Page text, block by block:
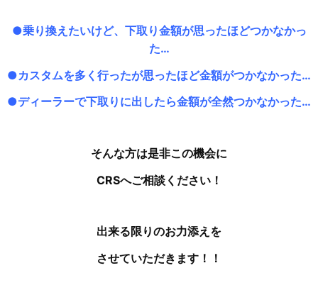
●乗り換えたいけど、下取り金額が思ったほどつかなかっ
た…
●カスタムを多く行ったが思ったほど金額がつかなかった…
●ディーラーで下取りに出したら金額が全然つかなかった…
そんな方は是非この機会に
CRSへご相談ください！
出来る限りのお力添えを
させていただきます！！